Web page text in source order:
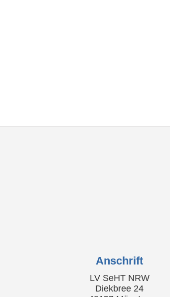
Anschrift
LV SeHT NRW
Diekbree 24